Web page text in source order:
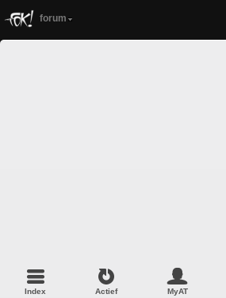
forum
Index Actief MyAT